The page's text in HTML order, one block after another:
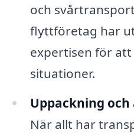
och
flyttföretag har
expertisen för
situationer.
Uppackning
När allt har